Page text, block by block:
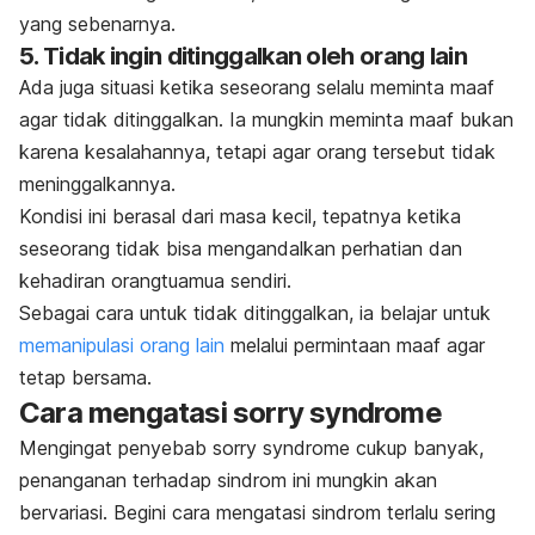
yang sebenarnya.
5. Tidak ingin ditinggalkan oleh orang lain
Ada juga situasi ketika seseorang selalu meminta maaf
agar tidak ditinggalkan. Ia mungkin meminta maaf bukan
karena kesalahannya, tetapi agar orang tersebut tidak
meninggalkannya.
Kondisi ini berasal dari masa kecil, tepatnya ketika
seseorang tidak bisa mengandalkan perhatian dan
kehadiran orangtuamua sendiri.
Sebagai cara untuk tidak ditinggalkan, ia belajar untuk
memanipulasi orang lain melalui permintaan maaf agar
tetap bersama.
Cara mengatasisorry syndrome
Mengingat penyebab sorry syndrome cukup banyak,
penanganan terhadap sindrom ini mungkin akan
bervariasi. Begini cara mengatasi sindrom terlalu sering